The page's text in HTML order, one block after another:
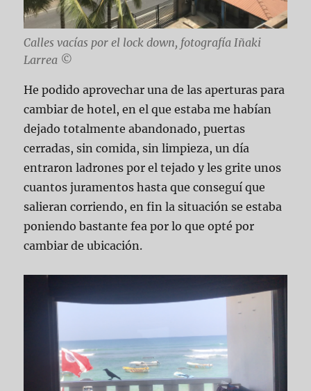
Calles vacías por el lock down, fotografía Iñaki
Larrea ©
He podido aprovechar una de las aperturas para
cambiar de hotel, en el que estaba me habían
dejado totalmente abandonado, puertas
cerradas, sin comida, sin limpieza, un día
entraron ladrones por el tejado y les grite unos
cuantos juramentos hasta que conseguí que
salieran corriendo, en fin la situación se estaba
poniendo bastante fea por lo que opté por
cambiar de ubicación.